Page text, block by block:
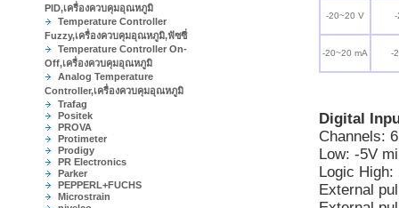
PID,เครื่องควบคุมอุณหภูมิ
Temperature Controller
Fuzzy,เครื่องควบคุมอุณหภูมิ,ฟัซซี่
Temperature Controller On-
Off,เครื่องควบคุมอุณหภูมิ
Analog Temperature
Controller,เครื่องควบคุมอุณหภูมิ
Trafag
Positek
PROVA
Protimeter
Prodigy
PR Electronics
Parker
PEPPERL+FUCHS
Microstrain
-20~20 V -
-20~20 mA -
Digital
Channels:
Low: -5V
Logic High:
External